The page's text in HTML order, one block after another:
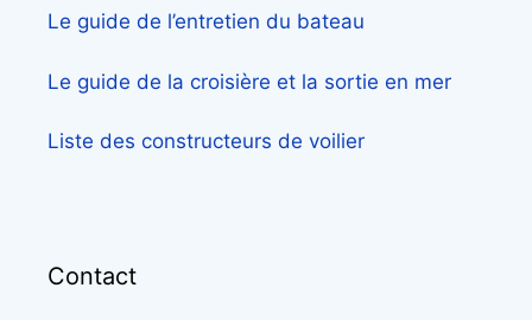
Le guide de l’entretien du bateau
Le guide de la croisière et la sortie en mer
Liste des constructeurs de voilier
Contact